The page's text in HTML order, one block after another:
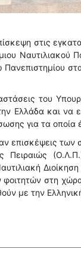
στις
Ναυτιλιακού
του
Ελλάδα και να
για τα οποία
επισκέψεις
Πειραιώς
φοιτητών στη
με την